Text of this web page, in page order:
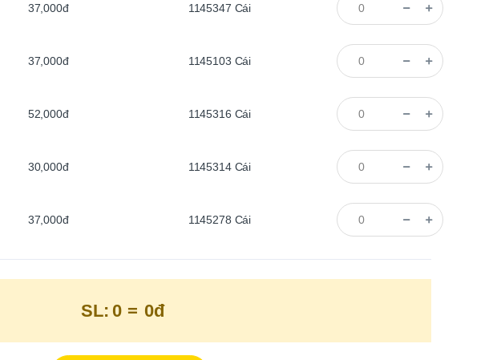
37,000đ 1145347 Cái
37,000đ 1145103 Cái
52,000đ 1145316 Cái
30,000đ 1145314 Cái
37,000đ 1145278 Cái
SL: 0 = 0đ